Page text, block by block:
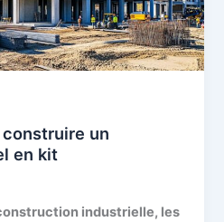
un
en kit
industrielle, les